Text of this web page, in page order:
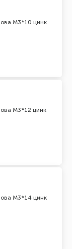
М3*10 цинк
М3*12 цинк
М3*14 цинк